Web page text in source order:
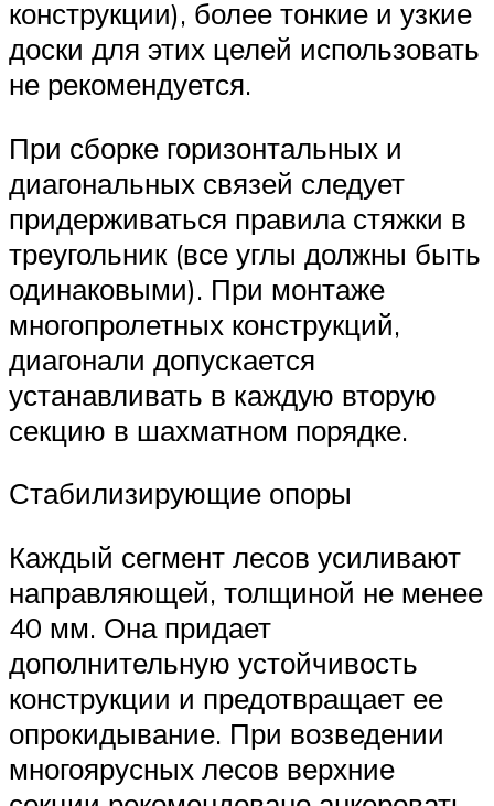
конструкции), более тонкие и узкие
доски для этих целей использовать
не рекомендуется.
При сборке горизонтальных и
диагональных связей следует
придерживаться правила стяжки в
треугольник (все углы должны быть
одинаковыми). При монтаже
многопролетных конструкций,
диагонали допускается
устанавливать в каждую вторую
секцию в шахматном порядке.
Стабилизирующие опоры
Каждый сегмент лесов усиливают
направляющей, толщиной не менее
40 мм. Она придает
дополнительную устойчивость
конструкции и предотвращает ее
опрокидывание. При возведении
многоярусных лесов верхние